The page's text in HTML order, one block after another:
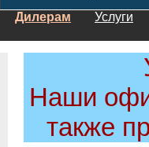
Дилерам
Услуги
Наши
также